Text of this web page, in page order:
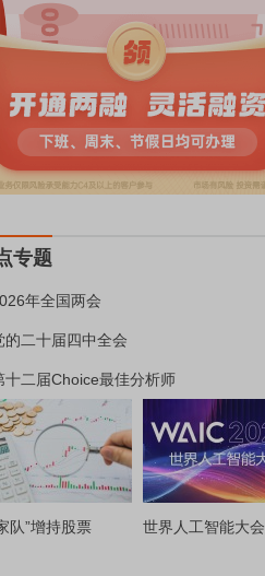
专题
年全国两会
的二十届四中全会
十二届Choice最佳分析师
队”增持股票 世界人工智能大会